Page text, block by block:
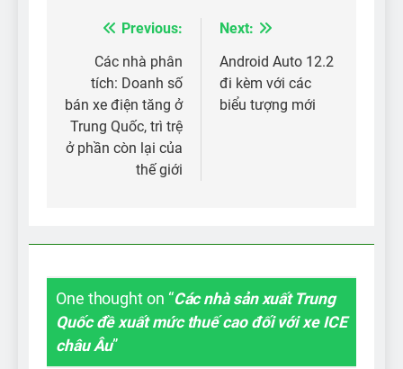
Điều
hướng
bài
viết
Previous:
Các nhà phân
tích: Doanh số
bán xe điện tăng ở
Trung Quốc, trì trệ
ở phần còn lại của
thế giới
Next:
Android Auto 12.2
đi kèm với các
biểu tượng mới
One thought on “Các nhà sản xuất Trung
Quốc đề xuất mức thuế cao đối với xe ICE
châu Âu”